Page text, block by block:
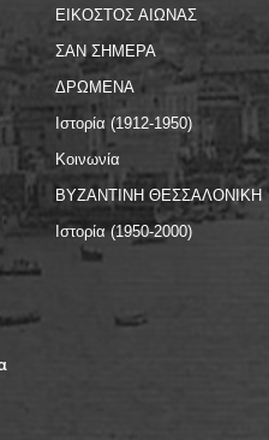
ΕΙΚΟΣΤΟΣ ΑΙΩΝΑΣ
ΣΑΝ ΣΗΜΕΡΑ
ΔΡΩΜΕΝΑ
Ιστορία (1912-1950)
Κοινωνία
ΒΥΖΑΝΤΙΝΗ ΘΕΣΣΑΛΟΝΙΚΗ
Ιστορία (1950-2000)